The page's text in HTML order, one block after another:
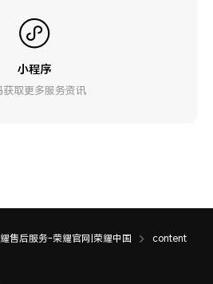
小程序
获取更多服务资讯
售后服务-荣耀官网|荣耀中国 content